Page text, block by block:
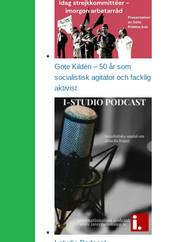
Göte Kildén – 50 år som
socialistisk agitator och facklig
aktivist